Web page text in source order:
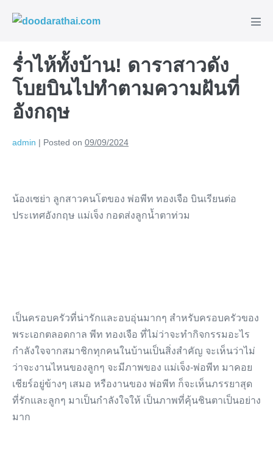
ร่ำไห้ทั้งบ้าน! ดาราสาวดัง
โบยบินไปทำตามความฝันที่
อังกฤษ
admin | Posted on 09/09/2024
น้องเซย่า ลูกสาวคนโตของ พ่อพีท ทองเจือ บินเรียนต่อ
ประเทศอังกฤษ แม่เจ็ง กอดส่งลูกน้ำตาท่วม
เป็นครอบครัวที่น่ารักและอบอุ่นมากๆ สำหรับครอบครัวของ
พระเอกตลอดกาล พีท ทองเจือ ที่ไม่ว่าจะทำกิจกรรมอะไร
กำลังใจจากสมาชิกทุกคนในบ้านเป็นสิ่งสำคัญ จะเห็นว่าไม่
ว่าจะงานไหนของลูกๆ จะมีภาพของ แม่เจ็ง-พ่อพีท มาคอย
เชียร์อยู่ข้างๆ เสมอ หรืองานของ พ่อพีท ก็จะเห็นภรรยาสุด
ที่รักและลูกๆ มาเป็นกำลังใจให้ เป็นภาพที่คุ้นชินตาเป็นอย่าง
มาก